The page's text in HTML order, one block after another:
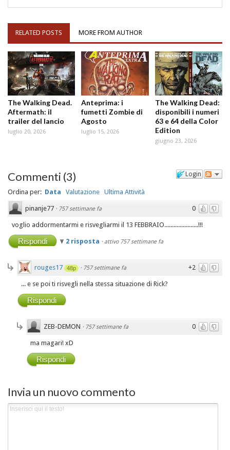
RELATED POSTS MORE FROM AUTHOR
The Walking Dead.
Aftermath: il
trailer del lancio
luglio 20, 2026
Anteprima: i
fumetti Zombie di
Agosto
luglio 15, 2026
The Walking Dead:
disponibili i numeri
63 e 64 della Color
Edition
giugno 23, 2026
Login
Commenti (3)
Ordina per: Data Valutazione Ultima Attività
0
pinanje77 · 757 settimane fa
voglio addormentarmi e risvegliarmi il 13 FEBBRAIO......................!!!
Rispondi 2 risposta · attivo 757 settimane fa
+2
rouges17 48p · 757 settimane fa
... e se poi ti risvegli nella stessa situazione di Rick?
Rispondi
0
ZEB-DEMON · 757 settimane fa
ma magari! xD
Rispondi
Invia un nuovo commento